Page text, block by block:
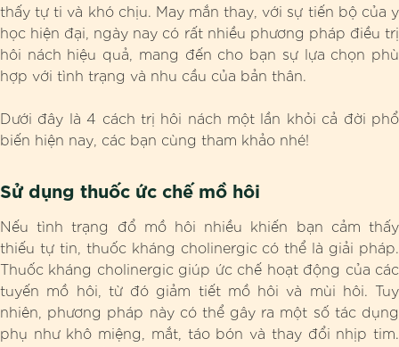
thấy tự ti và khó chịu. May mắn thay, với sự tiến bộ của y
học hiện đại, ngày nay có rất nhiều phương pháp điều trị
hôi nách hiệu quả, mang đến cho bạn sự lựa chọn phù
hợp với tình trạng và nhu cầu của bản thân.
Dưới đây là 4 cách trị hôi nách một lần khỏi cả đời phổ
biến hiện nay, các bạn cùng tham khảo nhé!
Sử dụng thuốc ức chế mồ hôi
Nếu tình trạng đổ mồ hôi nhiều khiến bạn cảm thấy
thiếu tự tin, thuốc kháng cholinergic có thể là giải pháp.
Thuốc kháng cholinergic giúp ức chế hoạt động của các
tuyến mồ hôi, từ đó giảm tiết mồ hôi và mùi hôi. Tuy
nhiên, phương pháp này có thể gây ra một số tác dụng
phụ như khô miệng, mắt, táo bón và thay đổi nhịp tim.